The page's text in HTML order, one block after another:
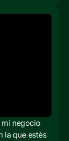
negocio
la que estés